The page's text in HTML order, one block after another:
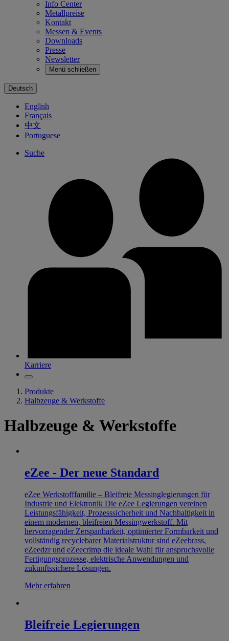
Info Center
Metallpreise
Kontakt
Messen & Events
Downloads
Presse
Newsletter
Menü schließen
Deutsch
English
Français
中文
Portuguese
Suche
Karriere
Produkte
Halbzeuge & Werkstoffe
Halbzeuge & Werkstoffe
eZee - Der neue Standard
eZee Werkstofffamilie – Bleifreie Messinglegierungen für
Industrie und Elektronik Die eZee Legierungen vereinen
Leistungsfähigkeit, Prozesssicherheit und Nachhaltigkeit in
einem modernen, bleifreien Messingwerkstoff. Mit
hervorragender Zerspanbarkeit, optimierter Formbarkeit und
vollständig recyclebarer Materialstruktur sind eZeebrass,
eZeedzr und eZeecrimp die ideale Wahl für anspruchsvolle
Fertigungsprozesse, elektrische Anwendungen und
zukunftssichere Lösungen.
Mehr erfahren
Bleifreie Legierungen